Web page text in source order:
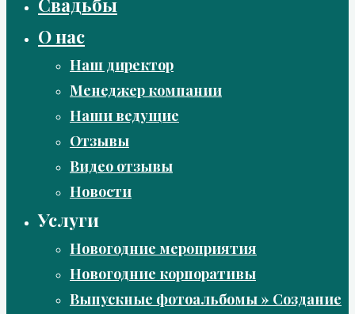
Свадьбы
О нас
Наш директор
Менеджер компании
Наши ведущие
Отзывы
Видео отзывы
Новости
Услуги
Новогодние мероприятия
Новогодние корпоративы
Выпускные фотоальбомы » Создание